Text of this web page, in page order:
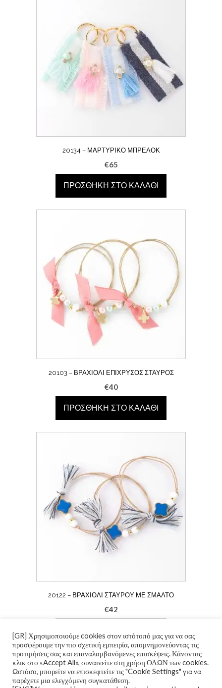
20134 – ΜΑΡΤΥΡΙΚΌ ΜΠΡΕΛΌΚ
€65
ΠΡΟΣΘΉΚΗ ΣΤΟ ΚΑΛΆΘΙ
20103 – ΒΡΑΧΙΌΛΙ ΕΠΊΧΡΥΣΟΣ ΣΤΑΥΡΌΣ
€40
ΠΡΟΣΘΉΚΗ ΣΤΟ ΚΑΛΆΘΙ
20122 – ΒΡΑΧΙΌΛΙ ΣΤΑΥΡΟΎ ΜΕ ΣΜΆΛΤΟ
€42
[GR] Χρησιμοποιούμε cookies στον ιστότοπό μας για να σας
προσφέρουμε την πιο σχετική εμπειρία, απομνημονεύοντας τις
προτιμήσεις σας και επαναλαμβανόμενες επισκέψεις. Κάνοντας
κλικ στο «Accept All», συναινείτε στη χρήση ΟΛΩΝ των cookies.
Ωστόσο, μπορείτε να επισκεφτείτε τις "Cookie Settings" για να
παρέχετε μια ελεγχόμενη συγκατάθεση.